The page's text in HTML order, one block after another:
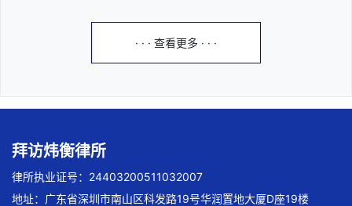
· · · 查看更多 · · ·
拜访炜衡律所
律所执业证号：24403200511032007
地址：广东省深圳市南山区科发路19号华润置地大厦D座19楼